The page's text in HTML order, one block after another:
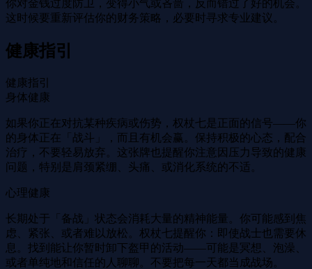
你对金钱过度防卫，变得小气或吝啬，反而错过了好的机会。
这时候要重新评估你的财务策略，必要时寻求专业建议。
健康指引
健康指引
身体健康
如果你正在对抗某种疾病或伤势，权杖七是正面的信号——你
的身体正在「战斗」，而且有机会赢。保持积极的心态，配合
治疗，不要轻易放弃。这张牌也提醒你注意因压力导致的健康
问题，特别是肩颈紧绷、头痛、或消化系统的不适。
心理健康
长期处于「备战」状态会消耗大量的精神能量。你可能感到焦
虑、紧张、或者难以放松。权杖七提醒你：即使战士也需要休
息。找到能让你暂时卸下盔甲的活动——可能是冥想、泡澡、
或者单纯地和信任的人聊聊。不要把每一天都当成战场。